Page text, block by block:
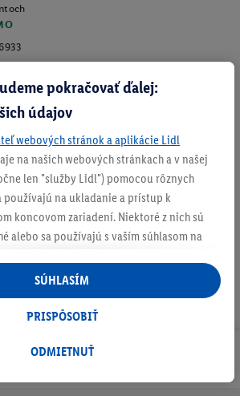
Odoberaj Newsletter!
pokračovať ďalej:
údajov
webových stránok a aplikácie Lidl
na našich webových stránkach a v našej
len "služby Lidl") pomocou rôznych
na ukladanie a prístup k
koncovom zariadení. Niektoré z nich sú
alebo sa používajú s vaším súhlasom na
v rámci služieb Lidl aj mimo nich. Ak
Lidl Plus, na tieto účely sa spracúvajú
správania v obchode.
účet Lidl Plus alebo sa prihlásite do svojho
ODMIETNUŤ
PRISPÔSOBIŤ
SÚHLASÍM